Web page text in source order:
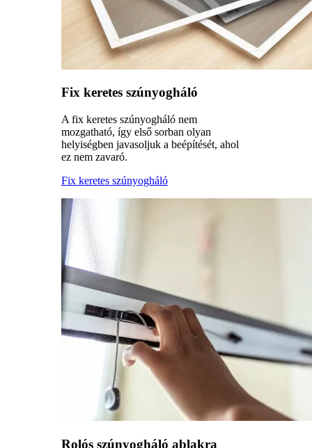
Fix keretes szúnyogháló
A fix keretes szúnyogháló nem
mozgatható, így első sorban olyan
helyiségben javasoljuk a beépítését, ahol
ez nem zavaró.
Fix keretes szúnyogháló
Rolós szúnyogháló ablakra